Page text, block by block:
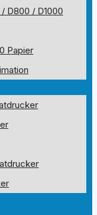
D800 / D1000
Papier